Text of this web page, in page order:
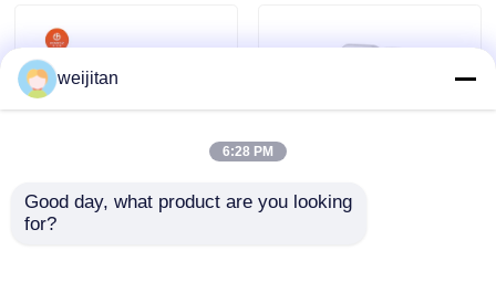
Produk
Masa simpan 12 Bulan
weijitan
6:28 PM
Good day, what product are you looking
for?